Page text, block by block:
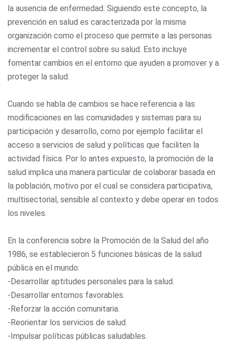
la ausencia de enfermedad. Siguiendo este concepto, la
prevención en salud es caracterizada por la misma
organización como el proceso que permite a las personas
incrementar el control sobre su salud. Esto incluye
fomentar cambios en el entorno que ayuden a promover y a
proteger la salud.
Cuando se habla de cambios se hace referencia a las
modificaciones en las comunidades y sistemas para su
participación y desarrollo, como por ejemplo facilitar el
acceso a servicios de salud y políticas que faciliten la
actividad física. Por lo antes expuesto, la promoción de la
salud implica una manera particular de colaborar basada en
la población, motivo por el cual se considera participativa,
multisectorial, sensible al contexto y debe operar en todos
los niveles.
En la conferencia sobre la Promoción de la Salud del año
1986, se establecieron 5 funciones básicas de la salud
pública en el mundo:
-Desarrollar aptitudes personales para la salud.
-Desarrollar entornos favorables.
-Reforzar la acción comunitaria.
-Reorientar los servicios de salud.
-Impulsar políticas públicas saludables.